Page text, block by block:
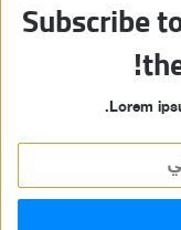
Subscribe
Lorem